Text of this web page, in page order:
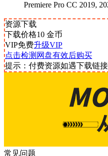
Premiere Pro CC 2019,
资源下载
下载价格10 金币
VIP免费升级VIP
点击检测网盘有效后购买
提示：付费资源如遇下载链
常见问题